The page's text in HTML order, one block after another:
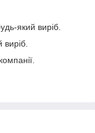
який виріб.